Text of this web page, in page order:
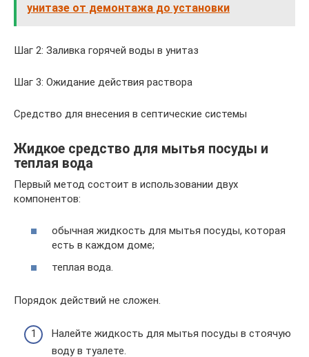
унитазе от демонтажа до установки
Шаг 2: Заливка горячей воды в унитаз
Шаг 3: Ожидание действия раствора
Средство для внесения в септические системы
Жидкое средство для мытья посуды и
теплая вода
Первый метод состоит в использовании двух
компонентов:
обычная жидкость для мытья посуды, которая
есть в каждом доме;
теплая вода.
Порядок действий не сложен.
Налейте жидкость для мытья посуды в стоячую
воду в туалете.